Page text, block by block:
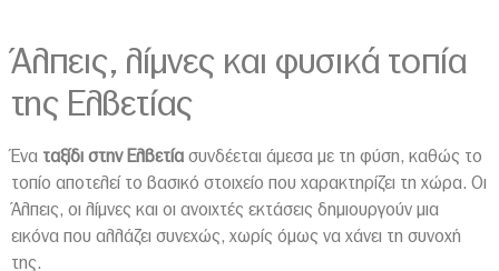
Άλπεις, λίμνες και φυσικά τοπία
της Ελβετίας
Ένα ταξίδι στην Ελβετία συνδέεται άμεσα με τη φύση, καθώς το
τοπίο αποτελεί το βασικό στοιχείο που χαρακτηρίζει τη χώρα. Οι
Άλπεις, οι λίμνες και οι ανοιχτές εκτάσεις δημιουργούν μια
εικόνα που αλλάζει συνεχώς, χωρίς όμως να χάνει τη συνοχή
της.